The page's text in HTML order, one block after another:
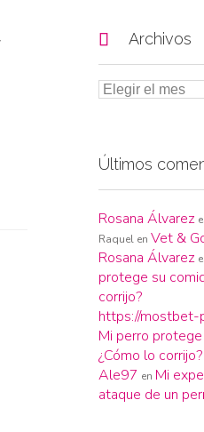
 Archivos
Últimos
Rosana Álvarez
Raquel en Vet &
Rosana Álvarez
protege su
corrijo?
https://mostbet-
Mi perro
¿Cómo lo corrijo?
Ale97 en Mi
ataque de un